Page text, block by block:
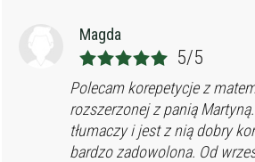
Magda
5/5
Polecam korepetycje z
rozszerzonej z panią
tłumaczy i jest z nią dobry
bardzo zadowolona. Od